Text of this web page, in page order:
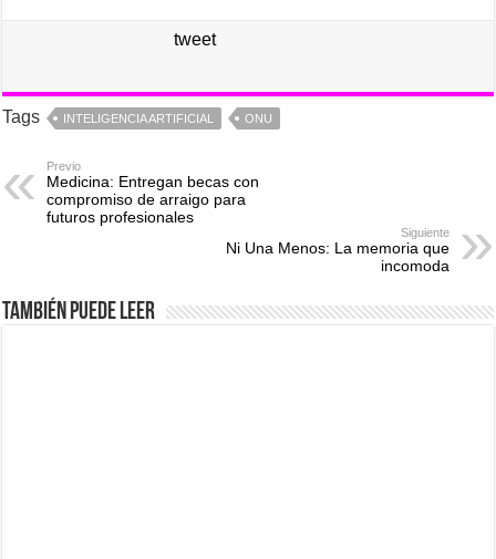
tweet
Tags INTELIGENCIA ARTIFICIAL ONU
Previo
Medicina: Entregan becas con
compromiso de arraigo para
futuros profesionales
Siguiente
Ni Una Menos: La memoria que
incomoda
También puede leer